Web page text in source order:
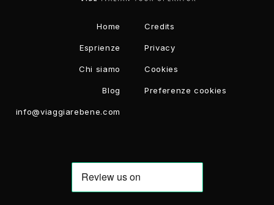
Home
Esprienze
Chi siamo
Blog
info@viaggiarebene.com
Credits
Privacy
Cookies
Preferenze cookies